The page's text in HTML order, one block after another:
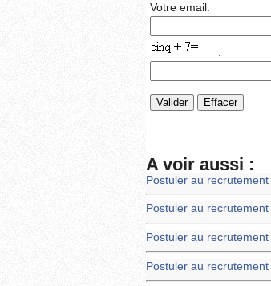
Votre email:
:
A voir aussi :
Postuler au
Postuler au
Postuler au
Postuler au